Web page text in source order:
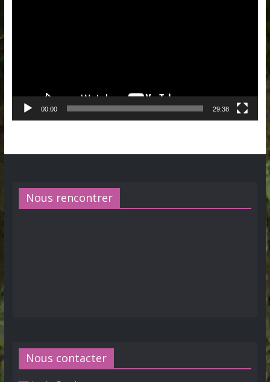
00:00 29:38
Nous rencontrer
Nous contacter